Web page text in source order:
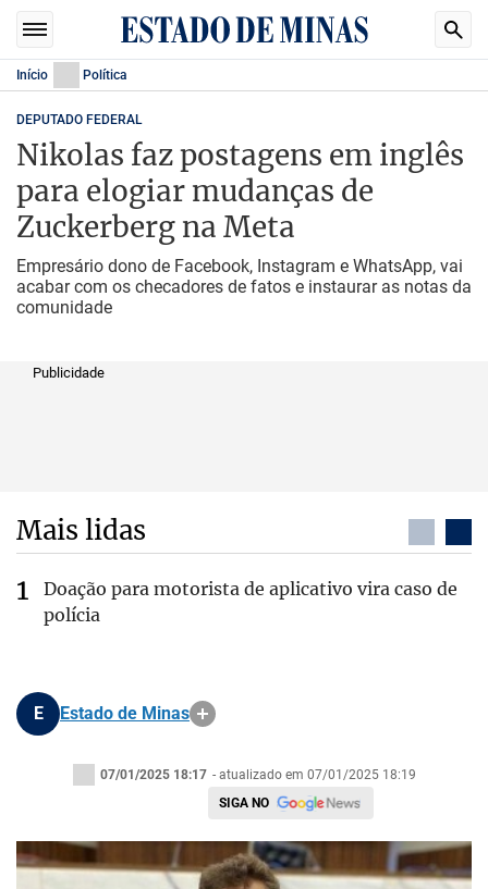
Início Política
DEPUTADO FEDERAL
Nikolas faz postagens em inglês
para elogiar mudanças de
Zuckerberg na Meta
Empresário dono de Facebook, Instagram e WhatsApp, vai
acabar com os checadores de fatos e instaurar as notas da
comunidade
Publicidade
Mais lidas
Doação para motorista de aplicativo vira caso de
polícia
E Estado de Minas
07/01/2025 18:17 - atualizado em 07/01/2025 18:19
SIGA NO